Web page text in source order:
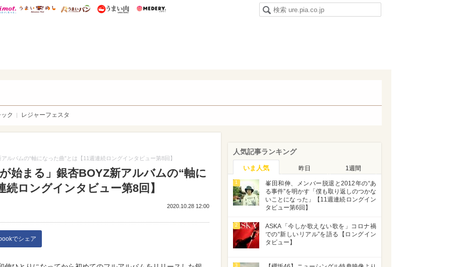
ぴあ総研 ディズニー特集
mimot. うまいめし うまいパン うまい肉
ク レジャーフェスタ
ルバムの“軸になった曲”とは【11週連続ロングインタビュー第8回】
始まる」銀杏BOYZ新アルバムの“軸に
ロングインタビュー第8回】
2020.10.28 12:00
でシェア
人気記事ランキング
いま人気 昨日 1週間
1
峯田和伸、メンバー脱退と2012年の“あ
る事件”を明かす「僕も取り返しのつかな
いことになった」【11週連続ロングイン
タビュー第6回】
2
ASKA「今しか歌えない歌を」コロナ禍
での“新しいリアル”を語る【ロングイン
タビュー】
3